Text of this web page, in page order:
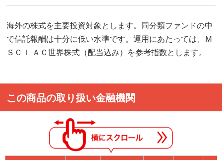
海外の株式を主要投資対象とします。同分類ファンドの中
で信託報酬は十分に低い水準です。運用にあたっては、Ｍ
ＳＣＩ ＡＣ世界株式（配当込み）を参考指数とします。
この商品の取り扱い金融機関